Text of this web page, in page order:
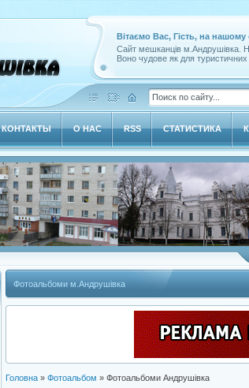
Вітаємо Вас, Гість, на нашому
Сайт мешканців м.Андрушівка.
Воно чудове як для туристичних
КОНТАКТЫ О НАС RSS СТАТИСТИКА
Фотоальбоми м.Андрушівка
Головна» Фотоальбом » Фотоальбоми Андрушівка